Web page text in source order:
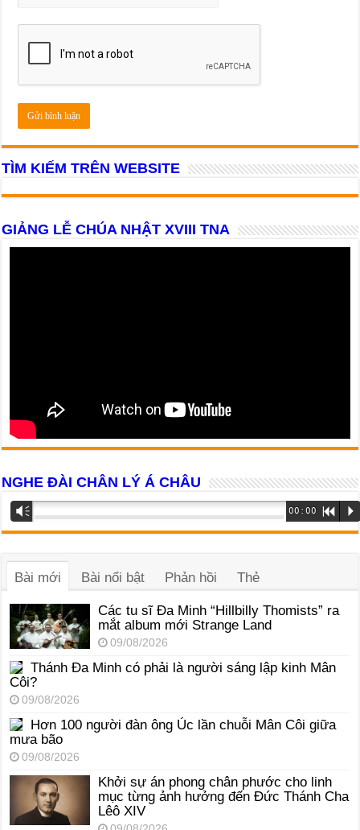
TÌM KIẾM TRÊN WEBSITE
GIẢNG LỄ CHÚA NHẬT XVIII TNA
NGHE ĐÀI CHÂN LÝ Á CHÂU
Trình
phát
âm
Vm 00:00 R P
Bài mới Bài nổi bật Phản hồi Thẻ
Các tu sĩ Đa Minh “Hillbilly Thomists” ra
mắt album mới Strange Land
09/08/2026
Thánh Đa Minh có phải là người sáng lập kinh Mân
Côi?
09/08/2026
Hơn 100 người đàn ông Úc lần chuỗi Mân Côi giữa
mưa bão
09/08/2026
Khởi sự án phong chân phước cho linh
mục từng ảnh hưởng đến Đức Thánh Cha
Lêô XIV